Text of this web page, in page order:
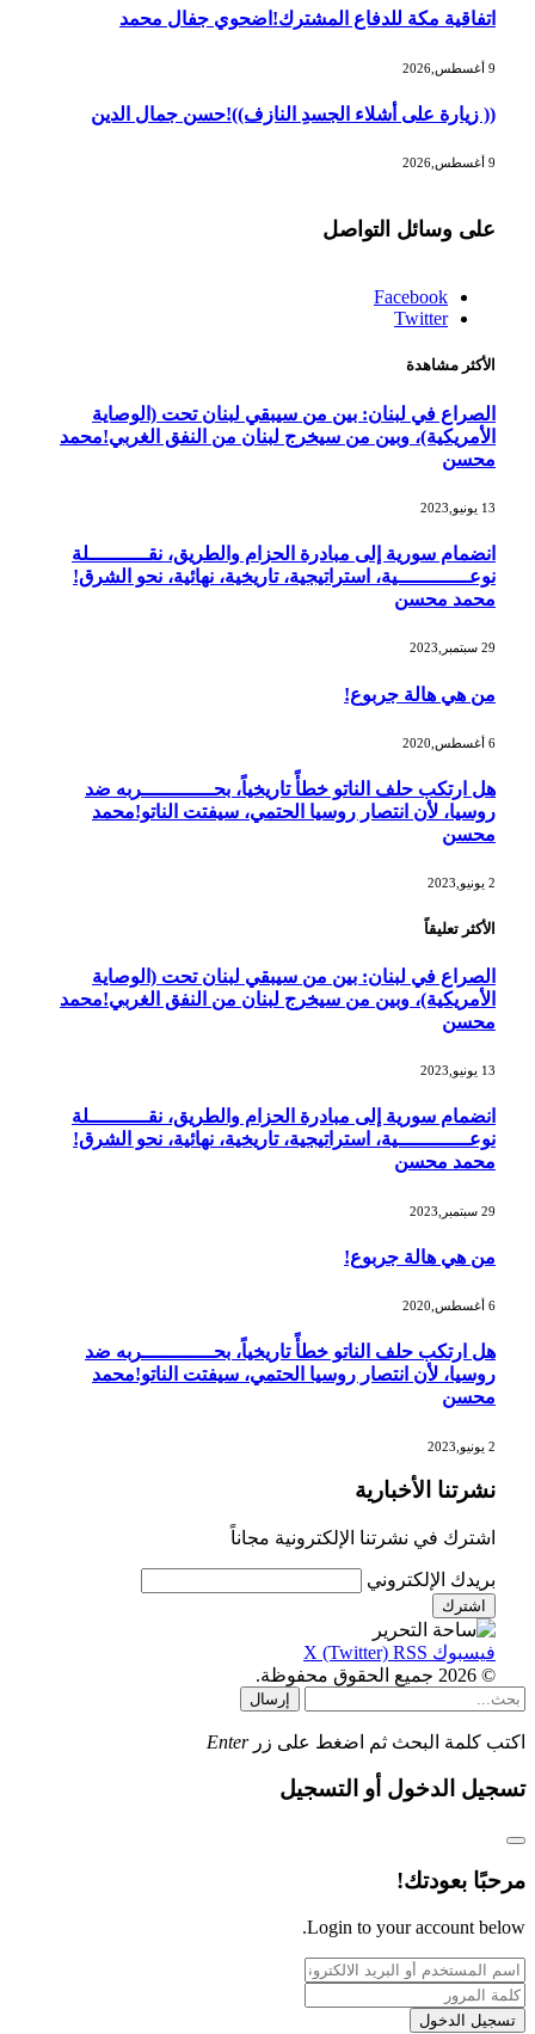
اتفاقية مكة للدفاع المشترك!اضحوي جفال محمد
(( زيارة على أشلاء الجسدِ النازف))!حسن جمال الدين
على وسائل التواصل
Facebook
Twitter
الأكثر مشاهدة
الصراع في لبنان: بين من سيبقي لبنان تحت (الوصاية
الأمريكية)، وبين من سيخرج لبنان من النفق الغربي!محمد
محسن
13 يونيو,2023
انضمام سورية إلى مبادرة الحزام والطريق، نقــــــــــلة
نوعــــــــــــية، استراتيجية، تاريخية، نهائية، نحو الشرق!
محمد محسن
29 سبتمبر,2023
من هي هالة جربوع!
هل ارتكب حلف الناتو خطأً تاريخياً، بحــــــــــــربه ضد
روسيا، لأن انتصار روسيا الحتمي، سيفتت الناتو!محمد
محسن
الأكثر تعليقاً
الصراع في لبنان: بين من سيبقي لبنان تحت (الوصاية
الأمريكية)، وبين من سيخرج لبنان من النفق الغربي!محمد
محسن
13 يونيو,2023
انضمام سورية إلى مبادرة الحزام والطريق، نقــــــــــلة
نوعــــــــــــية، استراتيجية، تاريخية، نهائية، نحو الشرق!
محمد محسن
29 سبتمبر,2023
من هي هالة جربوع!
هل ارتكب حلف الناتو خطأً تاريخياً، بحــــــــــــربه ضد
روسيا، لأن انتصار روسيا الحتمي، سيفتت الناتو!محمد
محسن
نشرتنا الأخبارية
اشترك في نشرتنا الإلكترونية مجاناً
بريدك الإلكتروني
فيسبوك X (Twitter) RSS
© 2026 جميع الحقوق محفوظة.
إرسال
اكتب كلمة البحث ثم اضغط على زر Enter
تسجيل الدخول أو التسجيل
مرحبًا بعودتك!
Login to your account below.
تسجيل الدخول